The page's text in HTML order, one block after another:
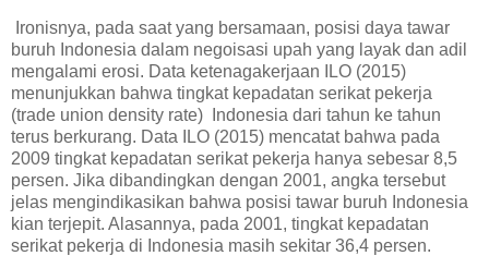
Ironisnya, pada saat yang bersamaan, posisi daya tawar
buruh Indonesia dalam negoisasi upah yang layak dan adil
mengalami erosi. Data ketenagakerjaan ILO (2015)
menunjukkan bahwa tingkat kepadatan serikat pekerja
(trade union density rate) Indonesia dari tahun ke tahun
terus berkurang. Data ILO (2015) mencatat bahwa pada
2009 tingkat kepadatan serikat pekerja hanya sebesar 8,5
persen. Jika dibandingkan dengan 2001, angka tersebut
jelas mengindikasikan bahwa posisi tawar buruh Indonesia
kian terjepit. Alasannya, pada 2001, tingkat kepadatan
serikat pekerja di Indonesia masih sekitar 36,4 persen.